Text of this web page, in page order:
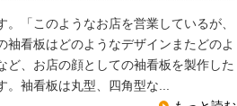
「このようなお店を営業しているが、
看板はどのようなデザインまたどのよ
ど、お店の顔としての袖看板を製作した
袖看板は丸型、四角型な...